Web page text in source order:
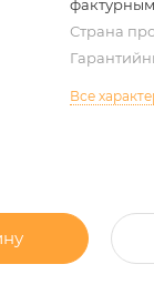
фактурным
Страна
Все